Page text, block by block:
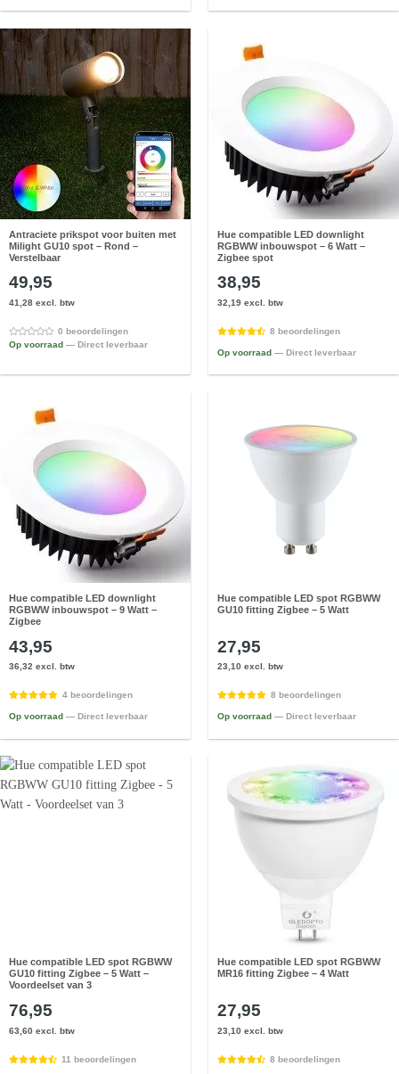
Antraciete prikspot voor buiten met
Milight GU10 spot – Rond –
Verstelbaar
49,95
41,28 excl. btw
0 beoordelingen
Op voorraad — Direct leverbaar
Hue compatible LED downlight
RGBWW inbouwspot – 6 Watt –
Zigbee spot
38,95
32,19 excl. btw
8 beoordelingen
Op voorraad — Direct leverbaar
Hue compatible LED downlight
RGBWW inbouwspot – 9 Watt –
Zigbee
43,95
36,32 excl. btw
4 beoordelingen
Op voorraad — Direct leverbaar
Hue compatible LED spot RGBWW
GU10 fitting Zigbee – 5 Watt
27,95
23,10 excl. btw
8 beoordelingen
Op voorraad — Direct leverbaar
Hue compatible LED spot RGBWW
GU10 fitting Zigbee – 5 Watt –
Voordeelset van 3
76,95
63,60 excl. btw
11 beoordelingen
Hue compatible LED spot RGBWW
MR16 fitting Zigbee – 4 Watt
27,95
23,10 excl. btw
8 beoordelingen